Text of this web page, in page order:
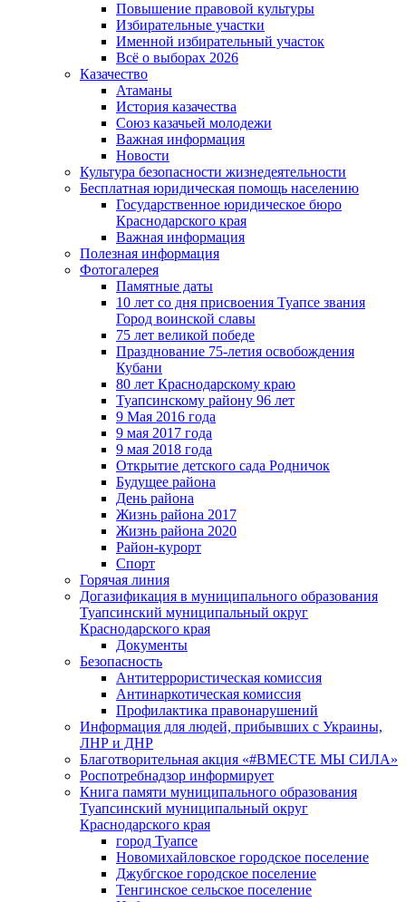
Повышение правовой культуры
Избирательные участки
Именной избирательный участок
Всё о выборах 2026
Казачество
Атаманы
История казачества
Союз казачьей молодежи
Важная информация
Новости
Культура безопасности жизнедеятельности
Бесплатная юридическая помощь населению
Государственное юридическое бюро
Краснодарского края
Важная информация
Полезная информация
Фотогалерея
Памятные даты
10 лет со дня присвоения Туапсе звания
Город воинской славы
75 лет великой победе
Празднование 75-летия освобождения
Кубани
80 лет Краснодарскому краю
Туапсинскому району 96 лет
9 Мая 2016 года
9 мая 2017 года
9 мая 2018 года
Открытие детского сада Родничок
Будущее района
День района
Жизнь района 2017
Жизнь района 2020
Район-курорт
Спорт
Горячая линия
Догазификация в муниципального образования
Туапсинский муниципальный округ
Краснодарского края
Документы
Безопасность
Антитеррористическая комиссия
Антинаркотическая комиссия
Профилактика правонарушений
Информация для людей, прибывших с Украины,
ЛНР и ДНР
Благотворительная акция «#ВМЕСТЕ МЫ СИЛА»
Роспотребнадзор информирует
Книга памяти муниципального образования
Туапсинский муниципальный округ
Краснодарского края
город Туапсе
Новомихайловское городское поселение
Джубгское городское поселение
Тенгинское сельское поселение